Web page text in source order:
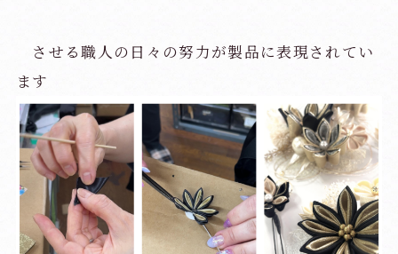
させる職人の日々の努力が製品に表現されてい
ます